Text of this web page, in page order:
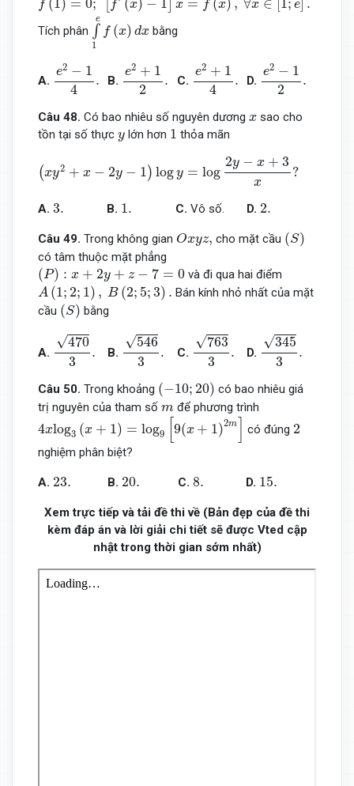
f (1) = 0; f (x) − 1 x = f (x) , ∀x ∈ 1; e] .
Tích phân
e
∫
1
f (x) dx
∫1 ef x d
bằng
A.
e2 − 1
4
.
2 4
B.
e2 + 1
2
.
2 2
C.
e2 + 1
4
.
2 4
D.
e2 − 1
2
.
2 2
Câu 48. Có bao nhiêu số nguyên dương x
x sao cho
tồn tại số thực y
y lớn hơn 1
1 thỏa mãn
(xy2 + x − 2y − 1) logy = log
2y − x + 3
x
?
?
A. 3.
3. B. 1.
1. C. Vô số. D. 2.
2.
Câu 49. Trong không gian Oxyz,
Ox cho mặt cầu (S)
(S)
có tâm thuộc mặt phẳng
(P) : x + 2y + z − 7 = 0
(P): y z 7 = và đi qua hai điểm
A (1; 2; 1) , B (2; 5;3) .
A 1; ;1 ), B (2;5;3 .
Bán kính nhỏ nhất của mặt
cầu (S)
(S) bằng
A.
√470
3
.
4703.
B.
√546
3
.
5463.
C.
√763
3
.
7633.
D.
√345
3
.
3453.
Câu 50. Trong khoảng (−10; 20)
( 10; 20)
có bao nhiêu giá
trị nguyên của tham số m
m để phương trình
4xlog3 (x + 1) = log9 9(x + 1)2m
4xlog3(x +1) =log9[9 x+ 1) 2m]
có đúng 2
2
nghiệm phân biệt?
A. 23.
23. B. 20.
20. C. 8.
8. D. 15.
15.
Xem trực tiếp và tải đề thi về (Bản đẹp của đề thi
kèm đáp án và lời giải chi tiết sẽ được Vted cập
nhật trong thời gian sớm nhất)